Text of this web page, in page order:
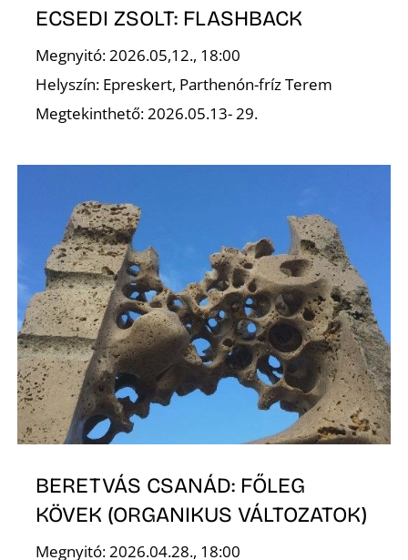
ECSEDI ZSOLT: FLASHBACK
Megnyitó: 2026.05,12., 18:00
Helyszín: Epreskert, Parthenón-fríz Terem
Megtekinthető: 2026.05.13- 29.
BERETVÁS CSANÁD: FŐLEG
KÖVEK (ORGANIKUS VÁLTOZATOK)
Megnyitó: 2026.04.28., 18:00